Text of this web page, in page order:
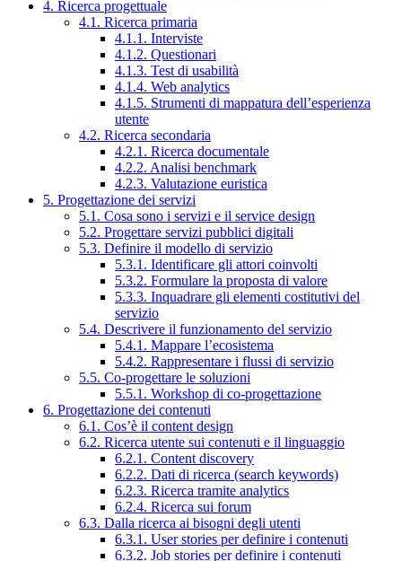
4. Ricerca progettuale
4.1. Ricerca primaria
4.1.1. Interviste
4.1.2. Questionari
4.1.3. Test di usabilità
4.1.4. Web analytics
4.1.5. Strumenti di mappatura dell’esperienza
utente
4.2. Ricerca secondaria
4.2.1. Ricerca documentale
4.2.2. Analisi benchmark
4.2.3. Valutazione euristica
5. Progettazione dei servizi
5.1. Cosa sono i servizi e il service design
5.2. Progettare servizi pubblici digitali
5.3. Definire il modello di servizio
5.3.1. Identificare gli attori coinvolti
5.3.2. Formulare la proposta di valore
5.3.3. Inquadrare gli elementi costitutivi del
servizio
5.4. Descrivere il funzionamento del servizio
5.4.1. Mappare l’ecosistema
5.4.2. Rappresentare i flussi di servizio
5.5. Co-progettare le soluzioni
5.5.1. Workshop di co-progettazione
6. Progettazione dei contenuti
6.1. Cos’è il content design
6.2. Ricerca utente sui contenuti e il linguaggio
6.2.1. Content discovery
6.2.2. Dati di ricerca (search keywords)
6.2.3. Ricerca tramite analytics
6.2.4. Ricerca sui forum
6.3. Dalla ricerca ai bisogni degli utenti
6.3.1. User stories per definire i contenuti
6.3.2. Job stories per definire i contenuti